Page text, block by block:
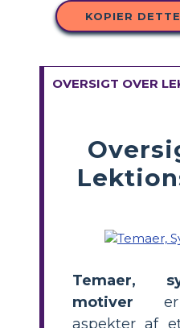
KOPIER
OVERSIGT OVER
Temaer,
motiver er
aspekter af